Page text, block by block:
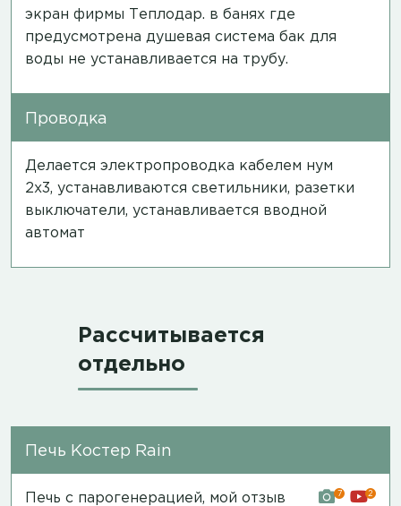
экран фирмы Теплодар. в банях где
предусмотрена душевая система бак для
воды не устанавливается на трубу.
Проводка
Делается электропроводка кабелем нум
2х3, устанавливаются светильники, разетки
выключатели, устанавливается вводной
автомат
Рассчитывается
отдельно
Печь Костер Rain
Печь с парогенерацией, мой отзыв
7 2